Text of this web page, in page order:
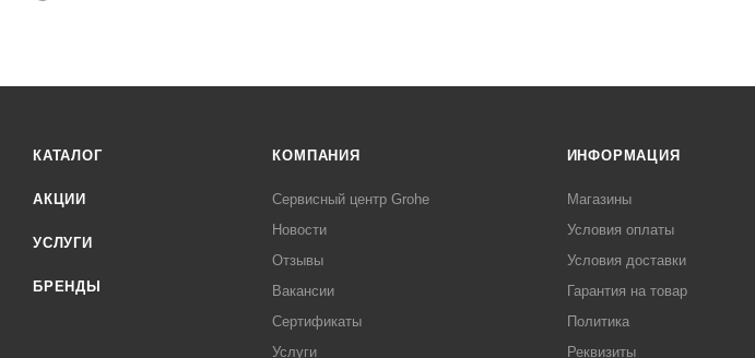
КАТАЛОГ
АКЦИИ
УСЛУГИ
БРЕНДЫ
КОМПАНИЯ
Сервисный центр Grohe
Новости
Отзывы
Вакансии
Сертификаты
Услуги
ИНФОРМАЦИЯ
Магазины
Условия оплаты
Условия доставки
Гарантия на товар
Политика
Реквизиты